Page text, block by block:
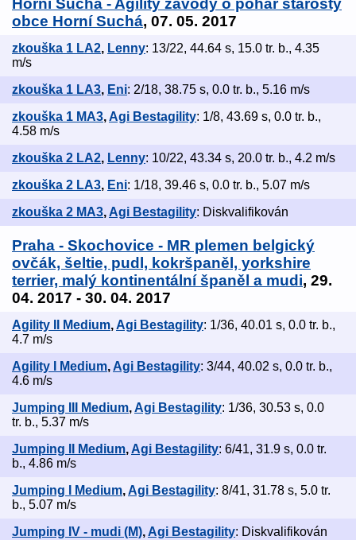
Horní Suchá - Agility závody o pohár starosty
obce Horní Suchá, 07. 05. 2017
zkouška 1 LA2, Lenny: 13/22, 44.64 s, 15.0 tr. b., 4.35
m/s
zkouška 1 LA3, Eni: 2/18, 38.75 s, 0.0 tr. b., 5.16 m/s
zkouška 1 MA3,Agi Bestagility: 1/8, 43.69 s, 0.0 tr. b.,
4.58 m/s
zkouška 2 LA2, Lenny: 10/22, 43.34 s, 20.0 tr. b., 4.2 m/s
zkouška 2 LA3, Eni: 1/18, 39.46 s, 0.0 tr. b., 5.07 m/s
zkouška 2 MA3, Agi Bestagility: Diskvalifikován
Praha - Skochovice - MR plemen belgický
ovčák, šeltie, pudl, kokršpaněl, yorkshire
terrier, malý kontinentální španěl a mudi, 29.
04. 2017 - 30. 04. 2017
Agility II Medium,Agi Bestagility: 1/36, 40.01 s, 0.0 tr. b.,
4.7 m/s
Agility I Medium, Agi Bestagility: 3/44, 40.02 s, 0.0 tr. b.,
4.6 m/s
Jumping III Medium,Agi Bestagility: 1/36, 30.53 s, 0.0
tr. b., 5.37 m/s
Jumping II Medium, Agi Bestagility: 6/41, 31.9 s, 0.0 tr.
b., 4.86 m/s
Jumping I Medium,Agi Bestagility: 8/41, 31.78 s, 5.0 tr.
b., 5.07 m/s
Jumping IV - mudi (M), Agi Bestagility: Diskvalifikován